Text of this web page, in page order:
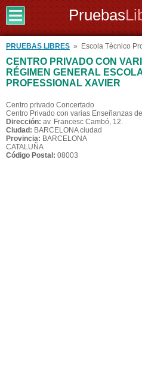
Pruebas
PRUEBAS LIBRES » Escola Tècnico
CENTRO PRIVADO CON
RÉGIMEN GENERAL
PROFESSIONAL XAVIER
Centro privado Concertado
Centro Privado con varias Enseñanzas
Dirección: av. Francesc Cambó, 12.
Ciudad: BARCELONA ciudad
Provincia: BARCELONA
CATALUÑA
Código Postal: 08003